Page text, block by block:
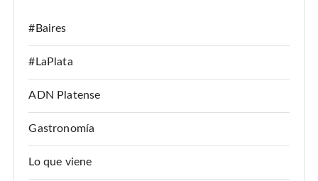
#Baires
#LaPlata
ADN Platense
Gastronomía
Lo que viene